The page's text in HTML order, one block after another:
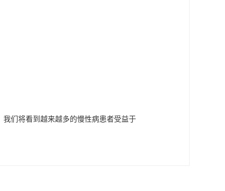
们将看到越来越多的慢性病患者受益于